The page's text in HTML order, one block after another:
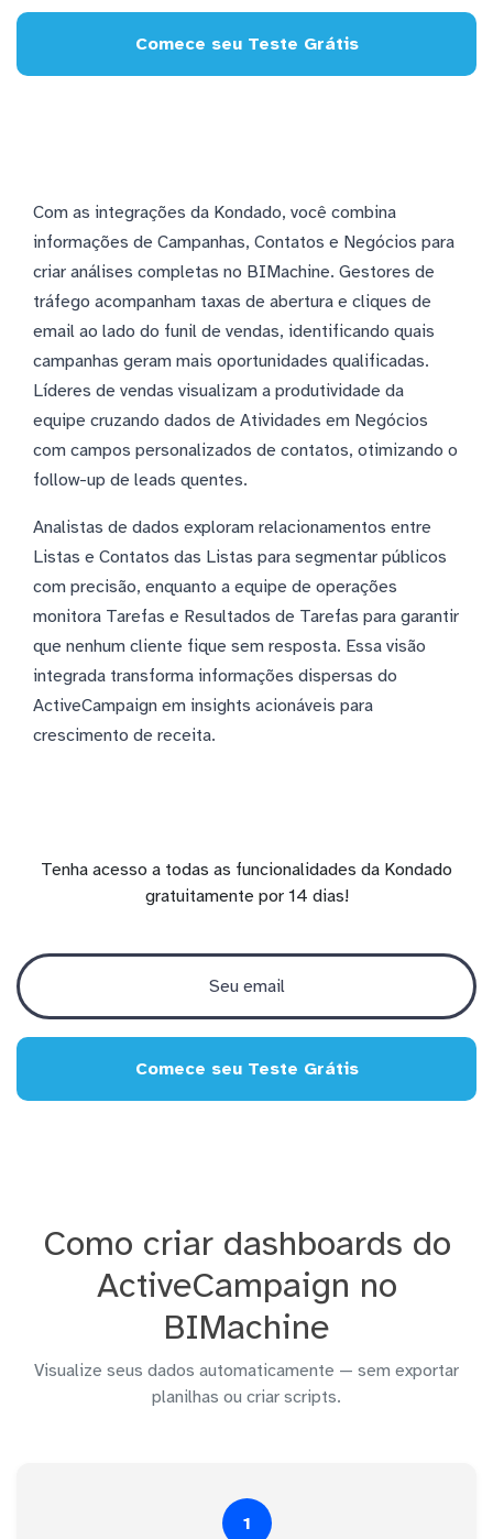
Comece seu Teste Grátis
Com as integrações da Kondado, você combina
informações de Campanhas, Contatos e Negócios para
criar análises completas no BIMachine. Gestores de
tráfego acompanham taxas de abertura e cliques de
email ao lado do funil de vendas, identificando quais
campanhas geram mais oportunidades qualificadas.
Líderes de vendas visualizam a produtividade da
equipe cruzando dados de Atividades em Negócios
com campos personalizados de contatos, otimizando o
follow-up de leads quentes.
Analistas de dados exploram relacionamentos entre
Listas e Contatos das Listas para segmentar públicos
com precisão, enquanto a equipe de operações
monitora Tarefas e Resultados de Tarefas para garantir
que nenhum cliente fique sem resposta. Essa visão
integrada transforma informações dispersas do
ActiveCampaign em insights acionáveis para
crescimento de receita.
Tenha acesso a todas as funcionalidades da Kondado
gratuitamente por 14 dias!
Comece seu Teste Grátis
Como criar dashboards do
ActiveCampaign no
BIMachine
Visualize seus dados automaticamente — sem exportar
planilhas ou criar scripts.
1